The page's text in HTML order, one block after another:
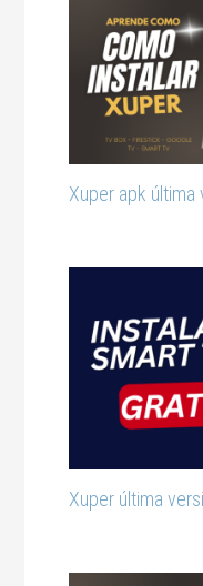
Xuper apk última
Xuper última